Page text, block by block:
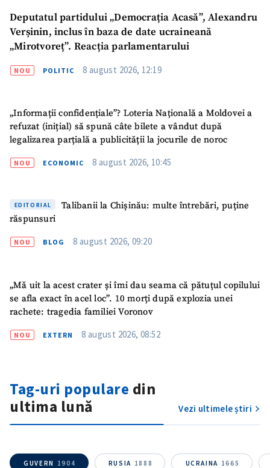
Deputatul partidului „Democrația Acasă”, Alexandru
Verșinin, inclus în baza de date ucraineană
„Mirotvoreț”. Reacția parlamentarului
NOU POLITIC 8 august 2026, 12:19
„Informații confidențiale”? Loteria Națională a Moldovei a
refuzat (inițial) să spună câte bilete a vândut după
legalizarea parțială a publicității la jocurile de noroc
NOU ECONOMIC 8 august 2026, 10:45
EDITORIAL
Talibanii la Chișinău: multe întrebări, puține
răspunsuri
NOU BLOG 8 august 2026, 09:20
„Mă uit la acest crater și îmi dau seama că pătuțul copilului
se afla exact în acel loc”. 10 morți după explozia unei
rachete: tragedia familiei Voronov
NOU EXTERN 8 august 2026, 08:52
Tag-uri populare din
ultima lună
Vezi ultimele știri
GUVERN 1904 RUSIA 1888 UCRAINA 1665